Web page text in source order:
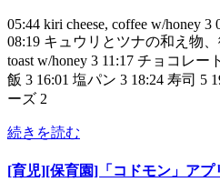
05:44 kiri cheese, coffee w/honey 3
08:19 キュウリとツナの和え物、
toast w/honey 3 11:17 チョコレ
飯 3 16:01 塩パン 3 18:24 寿司 5
ーズ 2
続きを読む
[育児][保育園]「コドモン」アプ